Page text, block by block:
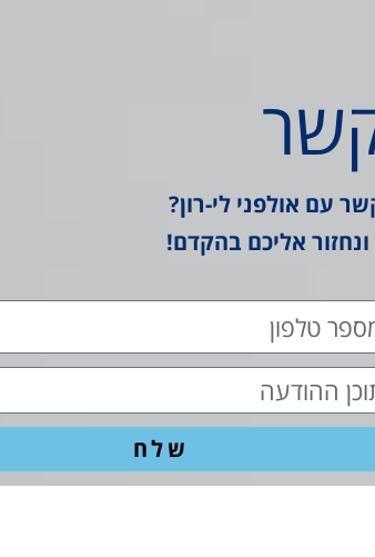
עם אולפני לי-רון?
אליכם בהקדם!
שלח